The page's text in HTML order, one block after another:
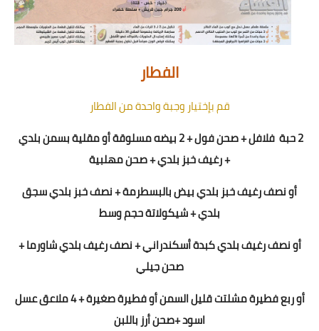
الفطار
قم بإختيار وجبة واحدة من الفطار
2 حبة
فلافل + صحن فول + 2 بيضه مسلوقة أو مقلية بسمن بلدي
+ رغيف خبز بلدي + صحن مهلبية
أو نصف رغيف خبز بلدي بيض بالبسطرمة + نصف خبز بلدي سجق
بلدي + شيكولاتة حجم وسط
أو نصف رغيف بلدي كبدة أسكندراني + نصف رغيف بلدي شاورما +
صحن جيلي
أو ربع فطيرة مشلتت قليل السمن أو فطيرة صغيرة + 4 ملاعق عسل
اسود +صحن أرز باللبن